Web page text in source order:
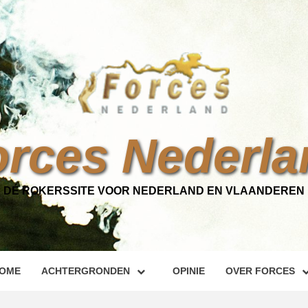
DÉ ROKERSSITE VOOR NEDERLAND EN VLAANDEREN
ACHTERGRONDEN OPINIE OVER FORCES